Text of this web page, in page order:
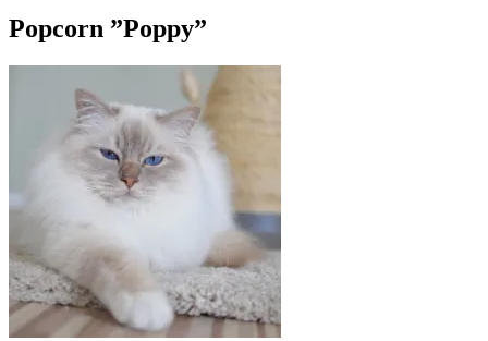
Popcorn ”Poppy”